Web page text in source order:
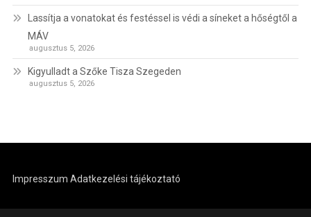
Lassítja a vonatokat és festéssel is védi a síneket a hőségtől a
MÁV
augusztus 5, 2026
Kigyulladt a Szőke Tisza Szegeden
augusztus 5, 2026
Impresszum Adatkezelési tájékoztató